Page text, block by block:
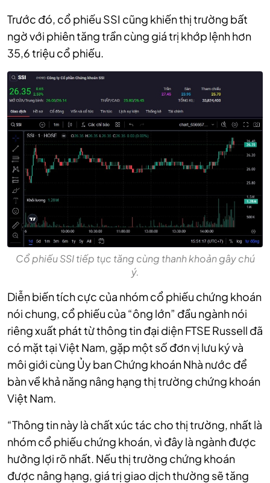
Trước đó, cổ phiếu SSI cũng khiến thị trường bất
ngờ với phiên tăng trần cùng giá trị khớp lệnh hơn
35,6 triệu cổ phiếu.
Cổ phiếu SSI tiếp tục tăng cùng thanh khoản gây chú
ý.
Diễn biến tích cực của nhóm cổ phiếu chứng khoán
nói chung, cổ phiếu của “ông lớn” đầu ngành nói
riêng xuất phát từ thông tin đại diện FTSE Russell đã
có mặt tại Việt Nam, gặp một số đơn vị lưu ký và
môi giới cùng Ủy ban Chứng khoán Nhà nước để
bàn về khả năng nâng hạng thị trường chứng khoán
Việt Nam.
“Thông tin này là chất xúc tác cho thị trường, nhất là
nhóm cổ phiếu chứng khoán, vì đây là ngành được
hưởng lợi rõ nhất. Nếu thị trường chứng khoán
được nâng hạng, giá trị giao dịch thường sẽ tăng